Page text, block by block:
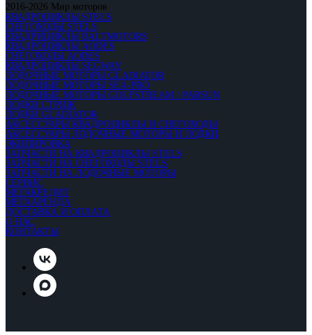
2016-2026 Мир моторов
КВАДРОЦИКЛЫ STELS
СНЕГОХОДЫ STELS
КВАДРИЦИКЛЫ BALTMOTORS
КВАДРОЦИКЛЫ AODES
СНЕГОХОДЫ AODES
КВАДРОЦИКЛЫ SEGWAY
ЛОДОЧНЫЕ МОТОРЫ GLADIATOR
ЛОДОЧНЫЕ МОТОРЫ SEA-PRO
ЛОДОЧНЫЕ МОТОРЫ GOLFSTREAM / PARSUN
ЛОДКИ СТРИЖ
ЛОДКИ GLADIATOR
АКСЕССУАРЫ КВАДРОЦИКЛЫ И СНЕГОХОДЫ
АКСЕССУАРЫ ЛОДОЧНЫЕ МОТОРЫ И ЛОДКИ
ЭКИПИРОВКА
ЗАПЧАСТИ НА КВАДРОЦИКЛЫ STELS
ЗАПЧАСТИ НА СНЕГОХОДЫ STELS
ЗАПЧАСТИ НА ЛОДОЧНЫЕ МОТОРЫ
СЕРВИС
МЕГАКРЕДИТ
МЕГААРЕНДА
ДОСТАВКА И ОПЛАТА
О НАС
КОНТАКТЫ